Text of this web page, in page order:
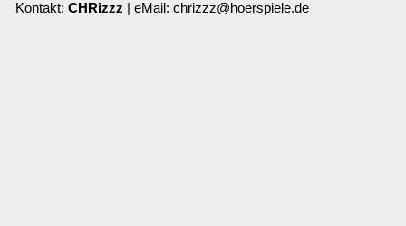
Kontakt: CHRizzz | eMail: chrizzz@hoerspiele.de